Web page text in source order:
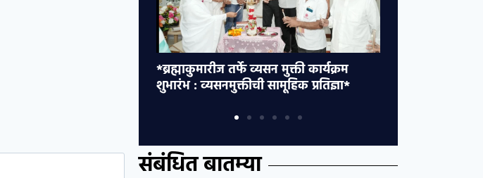
*जिल्ह्याचे पालकमंत्री ना.गुलाबराव
पाटील,माजी आमदार चिमणराव पाटील व
सातत्यपूर्ण पाठपुराव्यामुळे एरंडोल येथे
मान्यता ………….!* *एरंडोल,पारोळा
मतदारसंघातील अनुसूचित जमातीच्या
कायद्यांतर्गत